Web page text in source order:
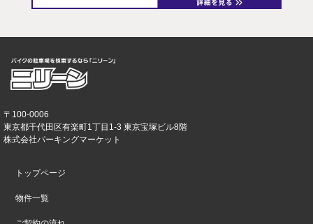
〒100-0006
東京都千代田区有楽町1丁目1-3 東京宝塚ビル8階
株式会社パーキングマーケット
トップページ
物件一覧